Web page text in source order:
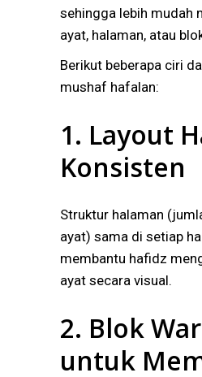
sehingga lebih mudah
ayat, halaman, atau
Berikut beberapa ciri
mushaf hafalan:
1. Layout
Konsisten
Struktur halaman
ayat) sama di setiap
membantu hafidz
ayat secara visual.
2. Blok
untuk